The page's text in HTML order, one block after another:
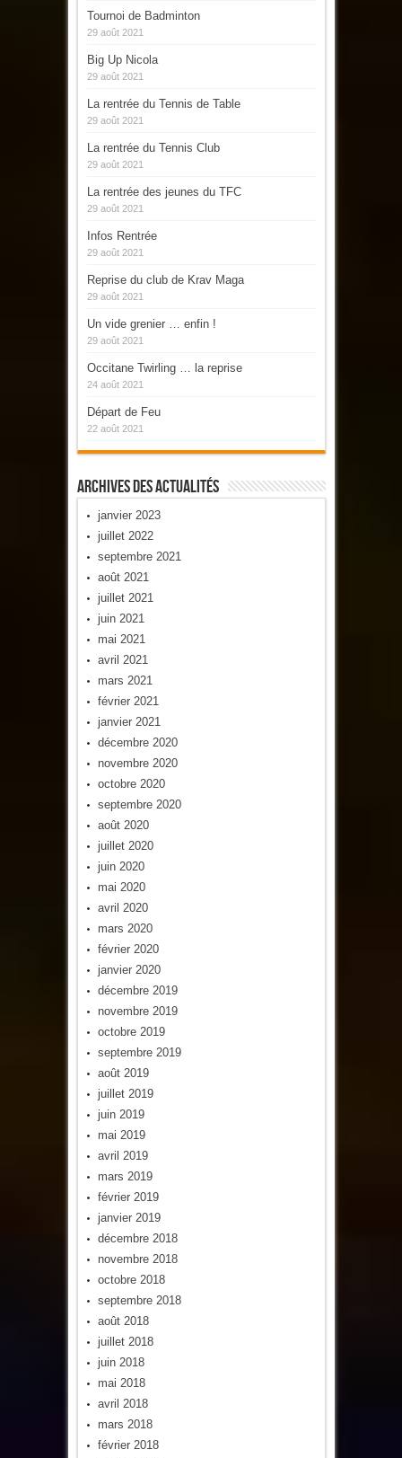
Tournoi de Badminton
29 août 2021
Big Up Nicola
29 août 2021
La rentrée du Tennis de Table
29 août 2021
La rentrée du Tennis Club
29 août 2021
La rentrée des jeunes du TFC
29 août 2021
Infos Rentrée
29 août 2021
Reprise du club de Krav Maga
29 août 2021
Un vide grenier … enfin !
29 août 2021
Occitane Twirling … la reprise
24 août 2021
Départ de Feu
22 août 2021
Archives Des Actualités
janvier 2023
juillet 2022
septembre 2021
août 2021
juillet 2021
juin 2021
mai 2021
avril 2021
mars 2021
février 2021
janvier 2021
décembre 2020
novembre 2020
octobre 2020
septembre 2020
août 2020
juillet 2020
juin 2020
mai 2020
avril 2020
mars 2020
février 2020
janvier 2020
décembre 2019
novembre 2019
octobre 2019
septembre 2019
août 2019
juillet 2019
juin 2019
mai 2019
avril 2019
mars 2019
février 2019
janvier 2019
décembre 2018
novembre 2018
octobre 2018
septembre 2018
août 2018
juillet 2018
juin 2018
mai 2018
avril 2018
mars 2018
février 2018